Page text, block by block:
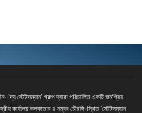
'দ্য স্টেটসম্যান' গ্রুপ দ্বারা পরিচালিত একটি জনপ্রিয়
কার্যালয় কলকাতার ৪ নম্বর চৌরঙ্গি-স্থিত 'স্টেটসম্যান